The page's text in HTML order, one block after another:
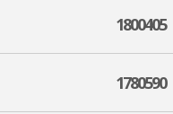
1800405
1780590